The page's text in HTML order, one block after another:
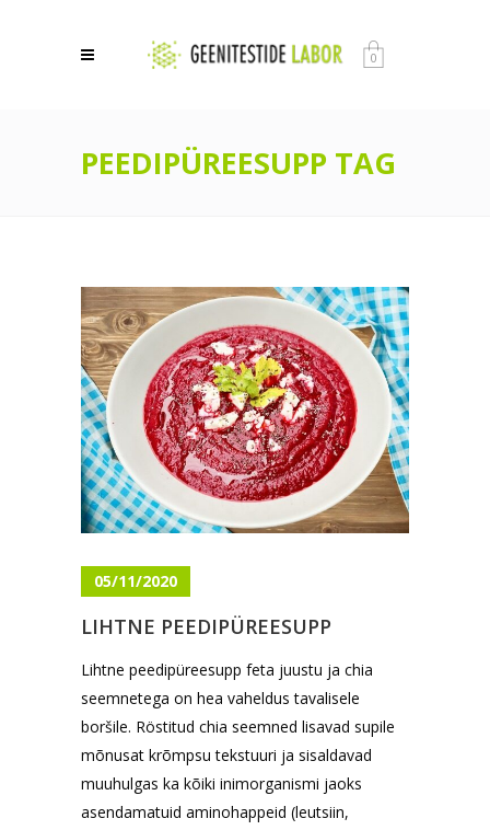
0
PEEDIPÜREESUPP TAG
05/11/2020
LIHTNE PEEDIPÜREESUPP
Lihtne peedipüreesupp feta juustu ja chia
seemnetega on hea vaheldus tavalisele
boršile. Röstitud chia seemned lisavad supile
mõnusat krõmpsu tekstuuri ja sisaldavad
muuhulgas ka kõiki inimorganismi jaoks
asendamatuid aminohappeid (leutsiin,